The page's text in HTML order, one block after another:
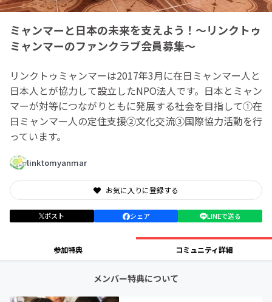
ミャンマーと日本の未来を支えよう！～リンクトゥ
ミャンマーのファンクラブ会員募集～
リンクトゥミャンマーは2017年3月に在日ミャンマー人と
日本人とが協力して設立したNPO法人です。日本とミャン
マーが対等につながりともに発展する社会を目指して①在
日ミャンマー人の定住支援②文化交流③国際協力活動を行
っています。
linktomyanmar
お気に入りに登録する
ポスト シェア LINEで送る
参加特典 コミュニティ詳細
メンバー特典について